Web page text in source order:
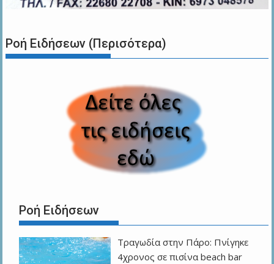
Ροή Ειδήσεων (Περισότερα)
Ροή Ειδήσεων
Τραγωδία στην Πάρο: Πνίγηκε
4χρονος σε πισίνα beach bar